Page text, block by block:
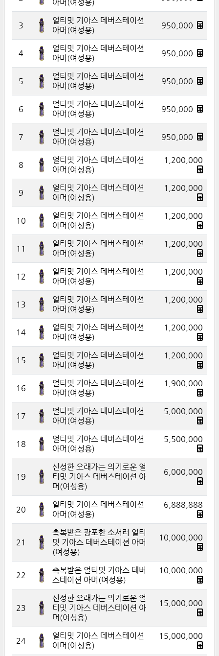
아머(여성용)
3
얼티밋 기아스 데버스테이션
아머(여성용)
950,000
4
얼티밋 기아스 데버스테이션
아머(여성용)
950,000
5
얼티밋 기아스 데버스테이션
아머(여성용)
950,000
6
얼티밋 기아스 데버스테이션
아머(여성용)
950,000
7
얼티밋 기아스 데버스테이션
아머(여성용)
950,000
8
얼티밋 기아스 데버스테이션
아머(여성용)
1,200,000
9
얼티밋 기아스 데버스테이션
아머(여성용)
1,200,000
10
얼티밋 기아스 데버스테이션
아머(여성용)
1,200,000
11
얼티밋 기아스 데버스테이션
아머(여성용)
1,200,000
12
얼티밋 기아스 데버스테이션
아머(여성용)
1,200,000
13
얼티밋 기아스 데버스테이션
아머(여성용)
1,200,000
14
얼티밋 기아스 데버스테이션
아머(여성용)
1,200,000
15
얼티밋 기아스 데버스테이션
아머(여성용)
1,200,000
16
얼티밋 기아스 데버스테이션
아머(여성용)
1,900,000
17
얼티밋 기아스 데버스테이션
아머(여성용)
5,000,000
18
얼티밋 기아스 데버스테이션
아머(여성용)
5,500,000
19
신성한 오래가는 의기로운 얼
티밋 기아스 데버스테이션 아
머(여성용)
6,000,000
20
얼티밋 기아스 데버스테이션
아머(여성용)
6,888,888
21
축복받은 광포한 소서러 얼티
밋 기아스 데버스테이션 아머
(여성용)
10,000,000
22
축복받은 얼티밋 기아스 데버
스테이션 아머(여성용)
10,000,000
23
신성한 오래가는 의기로운 얼
티밋 기아스 데버스테이션 아
머(여성용)
15,000,000
24
얼티밋 기아스 데버스테이션
아머(여성용)
15,000,000